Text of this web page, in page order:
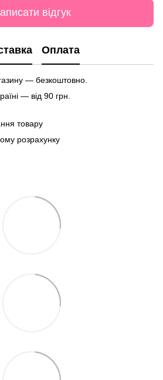
відгук
Оплата
— безкоштовно.
— від 90 грн.
товару
розрахунку